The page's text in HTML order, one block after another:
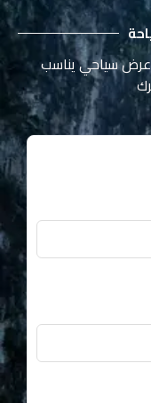
سياحي يناسب